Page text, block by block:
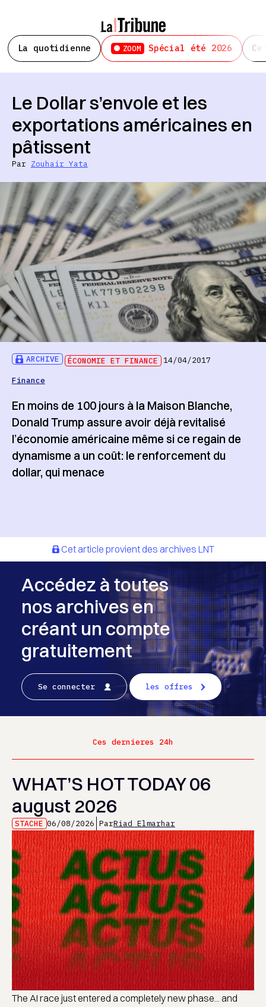
La quotidienne ZOOM Spécial été 2026
ARCHIVE ÉCONOMIE ET FINANCE
14/04/2017
Finance
Le Dollar s’envole et les
exportations américaines en
pâtissent
Par Zouhair Yata
En moins de 100 jours à la Maison Blanche,
Donald Trump assure avoir déjà revitalisé
l’économie américaine même si ce regain de
dynamisme a un coût: le renforcement du
dollar, qui menace
Cet article provient des archives LNT
Accédez à toutes
nos archives en
créant un compte
gratuitement
Se connecter les offres
Ces dernieres 24h
WHAT’S HOT TODAY 06
august 2026
STACHE 06/08/2026 ParRiad Elmarhar
The AI race just entered a completely new phase... and